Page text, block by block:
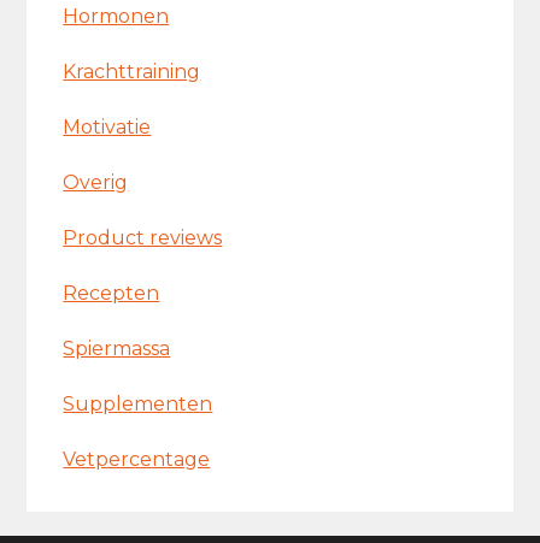
Hormonen
Krachttraining
Motivatie
Overig
Product reviews
Recepten
Spiermassa
Supplementen
Vetpercentage